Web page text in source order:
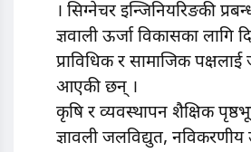
। सिग्नेचर इन्जिनियरिङकी
ज्ञवाली ऊर्जा विकासका लागि
प्राविधिक र सामाजिक पक्षलाई
आएकी छन् ।
कृषि र व्यवस्थापन शैक्षिक
ज्ञावली जलविद्युत, नविकरणीय